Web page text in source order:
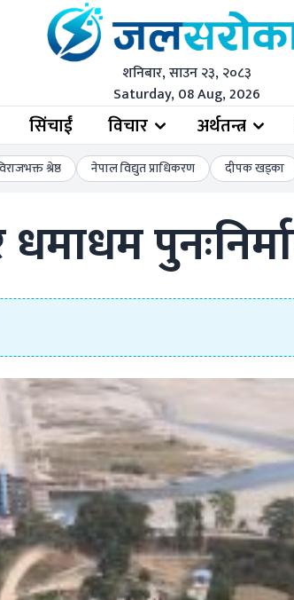
शनिबार, साउन २३, २०८३
Saturday, 08 Aug, 2026
सिंचाईं विचार अर्थतन्त्र
श्रेष्ठ नेपाल विद्युत प्राधिकरण दीपक खड्का